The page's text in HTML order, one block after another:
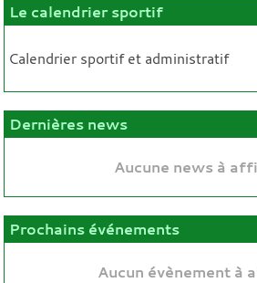
Le calendrier sportif
Calendrier sportif et administratif
Dernières news
Aucune news à
Prochains événements
Aucun évènement à